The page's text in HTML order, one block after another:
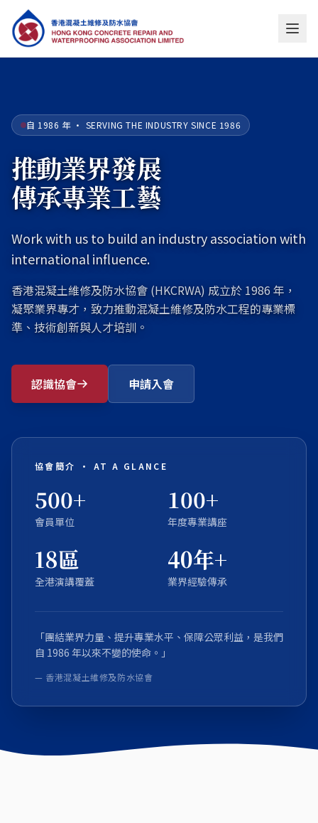
自 1986 年 · SERVING THE INDUSTRY SINCE 1986
推動業界發展
傳承專業工藝
Work with us to build an industry association with
international influence.
香港混凝土維修及防水協會 (HKCRWA) 成立於 1986 年，
凝聚業界專才，致力推動混凝土維修及防水工程的專業標
準、技術創新與人才培訓。
認識協會 申請入會
協會簡介 · AT A GLANCE
500+
會員單位
100+
年度專業講座
18區
全港演講覆蓋
40年+
業界經驗傳承
「團結業界力量、提升專業水平、保障公眾利益，是我們
自 1986 年以來不變的使命。」
— 香港混凝土維修及防水協會